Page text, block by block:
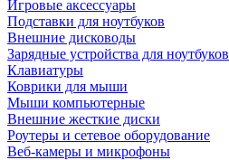
Игровые аксессуары
Подставки для ноутбуков
Внешние дисководы
Зарядные устройства для ноутбуков
Клавиатуры
Коврики для мыши
Мыши компьютерные
Внешние жесткие диски
Роутеры и сетевое оборудование
Веб-камеры и микрофоны